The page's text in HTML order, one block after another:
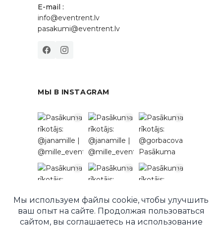
E-mail :
info@eventrent.lv
pasakumi@eventrent.lv
МЫ В INSTAGRAM
Подписаться в Instagram